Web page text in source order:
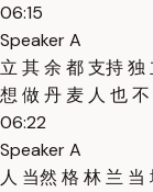
06:15
Speaker A
立 其 余 都 支持 独
想 做 丹 麦 人 也
06:22
Speaker A
人 当然 格 林 兰